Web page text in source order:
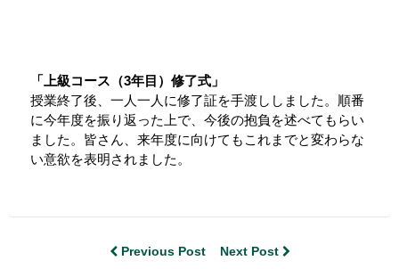
「上級コース（3年目）修了式」
授業終了後、一人一人に修了証を手渡ししました。順番
に今年度を振り返った上で、今後の抱負を述べてもらい
ました。皆さん、来年度に向けてもこれまでと変わらな
い意欲を表明されました。
Previous Post Next Post